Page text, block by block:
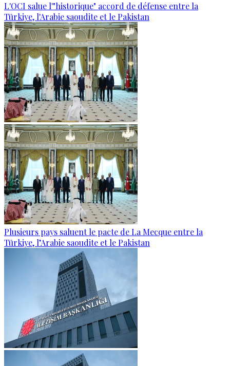
L'OCI salue l'"historique" accord de défense entre la
Türkiye, l'Arabie saoudite et le Pakistan
Plusieurs pays saluent le pacte de La Mecque entre la
Türkiye, l’Arabie saoudite et le Pakistan